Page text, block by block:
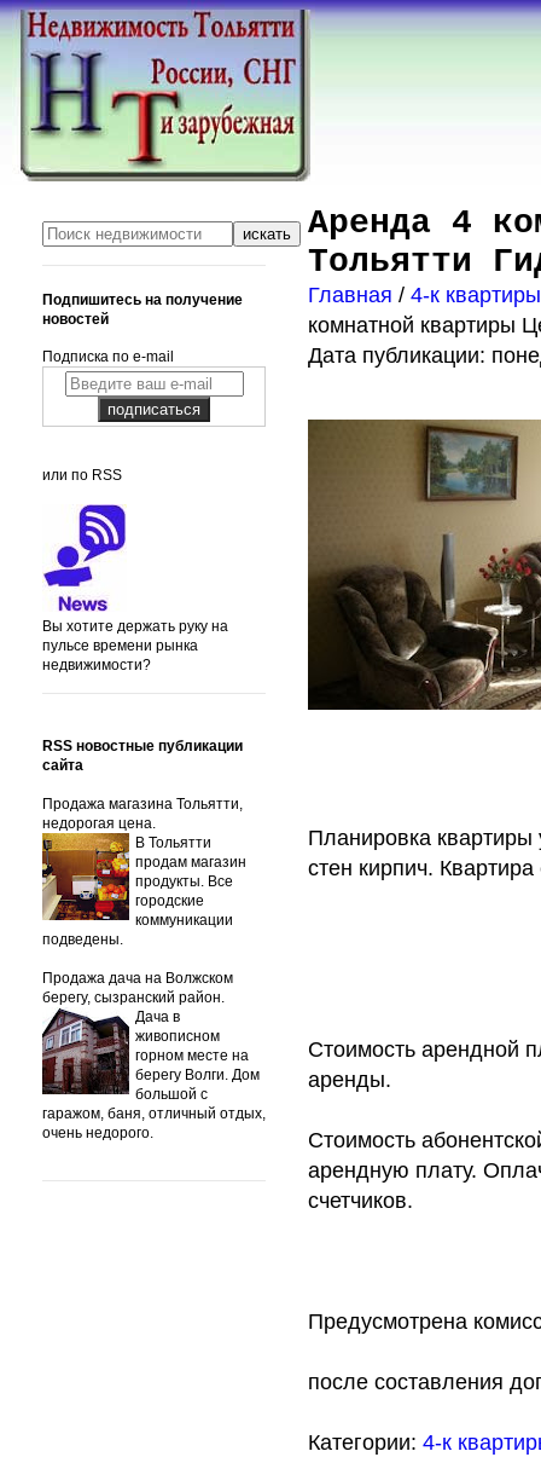
Аренда 4
Тольятти
Главная / 4-к
комнатной квартиры
Дата публикации:
Планировка
стен кирпич.
Стоимость арендной
аренды.
Стоимость
арендную плату.
счетчиков.
Предусмотрена
после составления
Категории: 4-к
Подпишитесь на получение
новостей
Подписка по e-mail
или по RSS
Вы хотите держать руку на
пульсе времени рынка
недвижимости?
RSS новостные публикации
сайта
Продажа магазина Тольятти,
недорогая цена.
В Тольятти
продам магазин
продукты. Все
городские
коммуникации
подведены.
Продажа дача на Волжском
берегу, сызранский район.
Дача в
живописном
горном месте на
берегу Волги. Дом
большой с
гаражом, баня, отличный отдых,
очень недорого.